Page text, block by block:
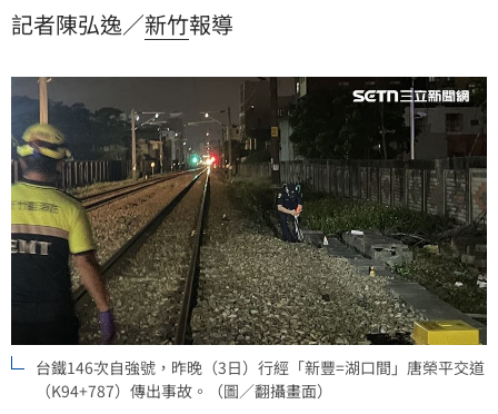
記者陳弘逸／新竹報導
台鐵146次自強號，昨晚（3日）行經「新豐=湖口間」唐榮平交道
（K94+787）傳出事故。（圖／翻攝畫面）